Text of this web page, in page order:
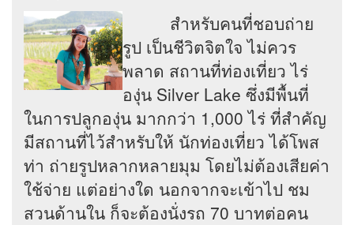
สำหรับคนที่ชอบถ่าย
รูป เป็นชีวิตจิตใจ ไม่ควร
พลาด สถานที่ท่องเที่ยว ไร่
องุ่น Silver Lake ซึ่งมีพื้นที่
ในการปลูกองุ่น มากกว่า 1,000 ไร่ ที่สำคัญ
มีสถานที่ไว้สำหรับให้ นักท่องเที่ยว ได้โพส
ท่า ถ่ายรูปหลากหลายมุม โดยไม่ต้องเสียค่า
ใช้จ่าย แต่อย่างใด นอกจากจะเข้าไป ชม
สวนด้านใน ก็จะต้องนั่งรถ 70 บาทต่อคน